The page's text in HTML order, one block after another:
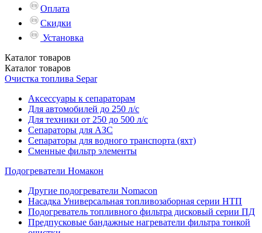
Оплата
Скидки
Установка
Каталог товаров
Каталог товаров
Очистка топлива Separ
Аксессуары к сепараторам
Для автомобилей до 250 л/с
Для техники от 250 до 500 л/с
Сепараторы для АЗС
Сепараторы для водного транспорта (яхт)
Сменные фильтр элементы
Подогреватели Номакон
Другие подогреватели Nomacon
Насадка Универсальная топливозаборная серии НТП
Подогреватель топливного фильтра дисковый серии ПД
Предпусковые бандажные нагреватели фильтра тонкой